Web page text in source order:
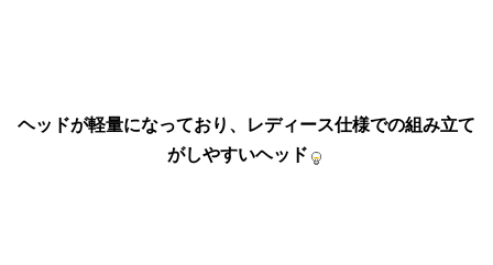
ヘッドが軽量になっており、レディース仕様での組み立て
がしやすいヘッド